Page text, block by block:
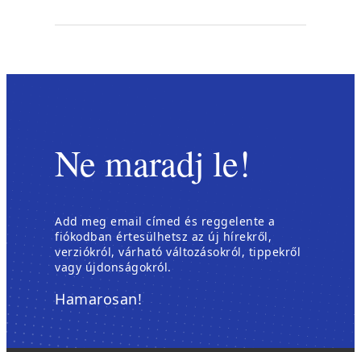
Ne maradj le!
Add meg email címed és reggelente a
fiókodban értesülhetsz az új hírekről,
verziókról, várható változásokról, tippekről
vagy újdonságokról.
Hamarosan!